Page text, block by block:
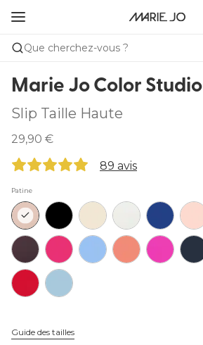
Que cherchez-vous ?
Marie Jo Color Studio
Slip Taille Haute
29,90 €
89 avis
Patine
Guide des tailles